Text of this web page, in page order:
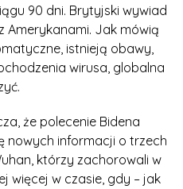
90 dni. Brytyjski wywiad
Amerykanami. Jak mówią
istnieją obawy,
wirusa, globalna
że polecenie Bidena
nowych informacji o trzech
którzy zachorowali w
więcej w czasie, gdy – jak